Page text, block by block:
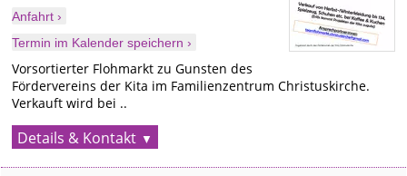
Anfahrt ›
Termin im Kalender speichern ›
Vorsortierter Flohmarkt zu Gunsten des
Fördervereins der Kita im Familienzentrum Christuskirche.
Verkauft wird bei ..
Details & Kontakt